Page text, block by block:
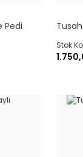
Pedi
Stok